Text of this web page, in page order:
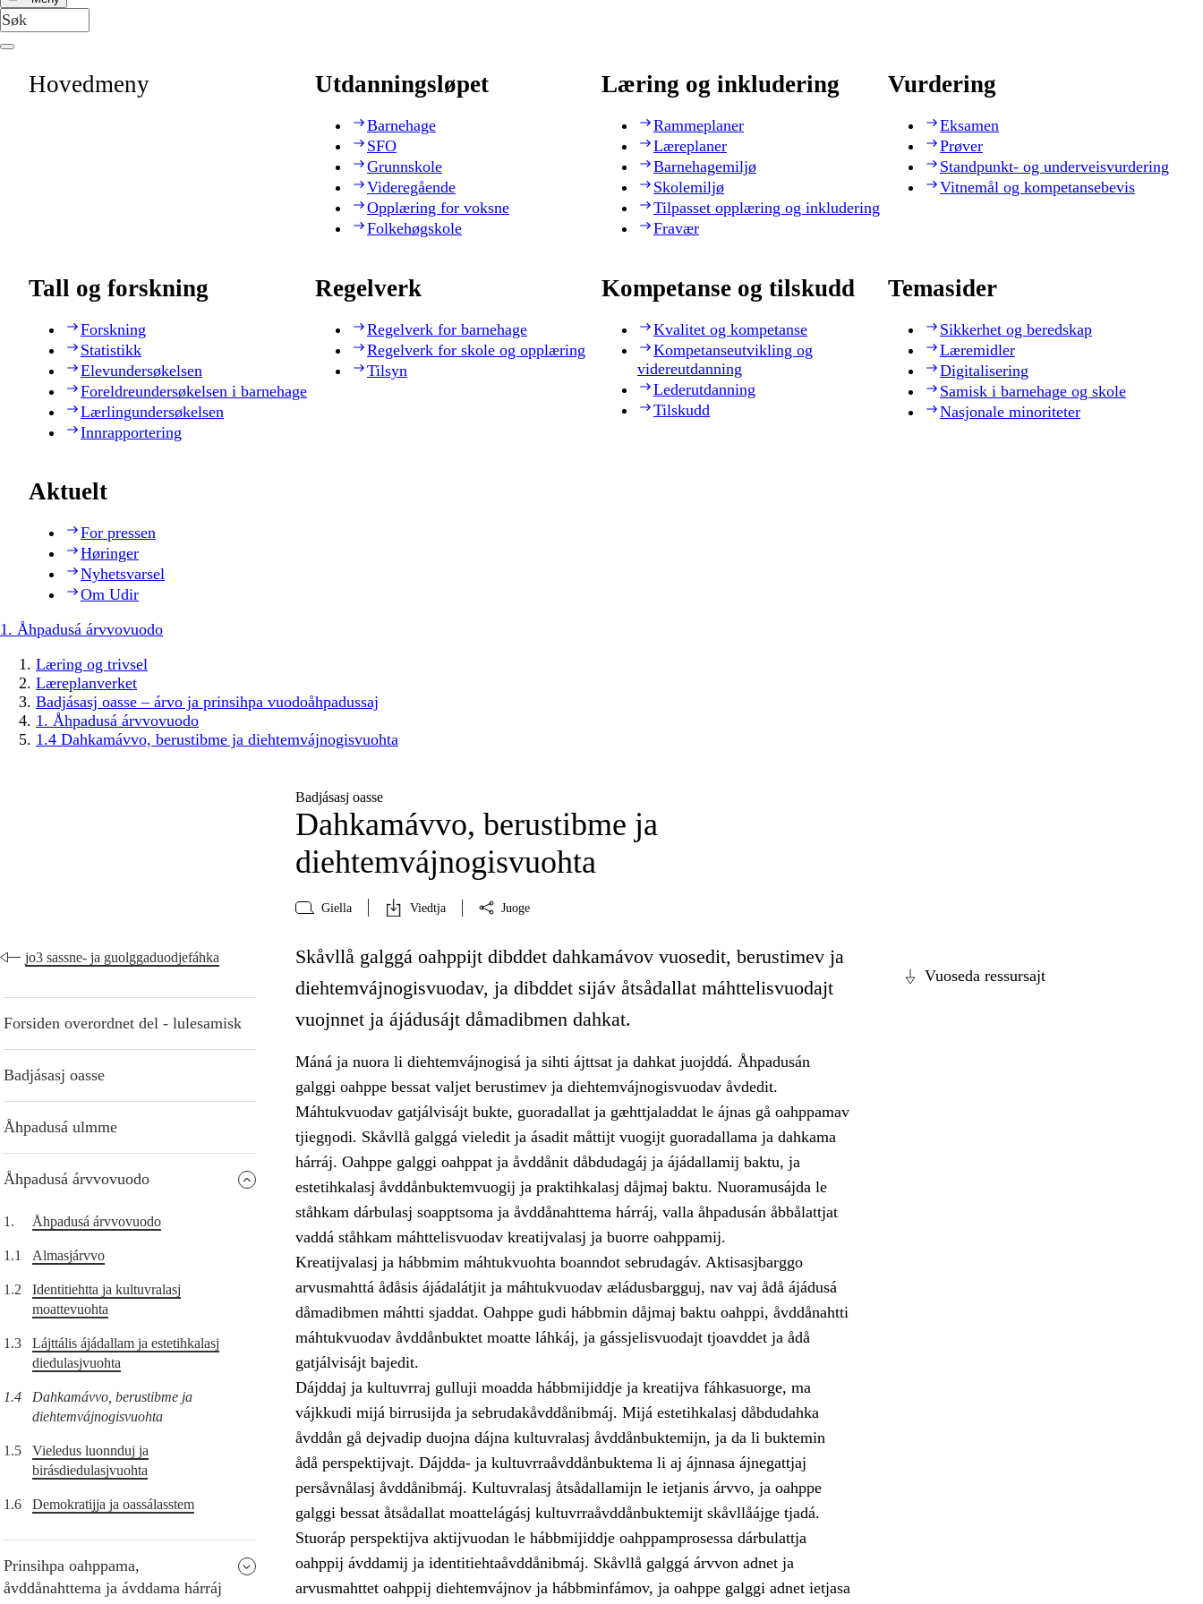
Hovedmeny Utdanningsløpet
Barnehage
SFO
Grunnskole
Videregående
Opplæring for voksne
Folkehøgskole
Læring og inkludering
Rammeplaner
Læreplaner
Barnehagemiljø
Skolemiljø
Tilpasset opplæring og inkludering
Fravær
Vurdering
Eksamen
Prøver
Standpunkt- og underveisvurdering
Vitnemål og kompetansebevis
Tall og forskning
Forskning
Statistikk
Elevundersøkelsen
Foreldreundersøkelsen i barnehage
Lærlingundersøkelsen
Innrapportering
Regelverk
Regelverk for barnehage
Regelverk for skole og opplæring
Tilsyn
Kompetanse og tilskudd
Kvalitet og kompetanse
Kompetanseutvikling og
videreutdanning
Lederutdanning
Tilskudd
Temasider
Sikkerhet og beredskap
Læremidler
Digitalisering
Samisk i barnehage og skole
Nasjonale minoriteter
Aktuelt
For pressen
Høringer
Nyhetsvarsel
Om Udir
1. Åhpadusá árvvovuodo
Læring og trivsel
Læreplanverket
Badjásasj oasse – árvo ja prinsihpa vuodoåhpadussaj
1. Åhpadusá árvvovuodo
1.4 Dahkamávvo, berustibme ja diehtemvájnogisvuohta
Badjásasj oasse
Dahkamávvo, berustibme ja
diehtemvájnogisvuohta
Giella Viedtja Juoge
jo3 sassne- ja guolggaduodjefáhka
Forsiden overordnet del - lulesamisk
Badjásasj oasse
Åhpadusá ulmme
Åhpadusá árvvovuodo
1. Åhpadusá árvvovuodo
1.1 Almasjárvvo
1.2
Identitiehtta ja kultuvralasj
moattevuohta
1.3
Lájttális ájádallam ja estetihkalasj
diedulasjvuohta
1.4
Dahkamávvo, berustibme ja
diehtemvájnogisvuohta
1.5
Vieledus luonnduj ja
birásdiedulasjvuohta
1.6 Demokratijja ja oassálasstem
Prinsihpa oahppama,
åvddånahttema ja ávddama hárráj
Vuoseda ressursajt
Skåvllå galggá oahppijt dibddet dahkamávov vuosedit, berustimev ja
diehtemvájnogisvuodav, ja dibddet sijáv åtsådallat máhttelisvuodajt
vuojnnet ja ájádusájt dåmadibmen dahkat.
Máná ja nuora li diehtemvájnogisá ja sihti ájttsat ja dahkat juojddá. Åhpadusán
galggi oahppe bessat valjet berustimev ja diehtemvájnogisvuodav åvdedit.
Máhtukvuodav gatjálvisájt bukte, guoradallat ja gæhttjaladdat le ájnas gå oahppamav
tjiegŋodi. Skåvllå galggá vieledit ja ásadit måttijt vuogijt guoradallama ja dahkama
hárráj. Oahppe galggi oahppat ja åvddånit dåbdudagáj ja ájádallamij baktu, ja
estetihkalasj åvddånbuktemvuogij ja praktihkalasj dåjmaj baktu. Nuoramusájda le
ståhkam dárbulasj soapptsoma ja åvddånahttema hárráj, valla åhpadusán åbbålattjat
vaddá ståhkam máhttelisvuodav kreatijvalasj ja buorre oahppamij.
Kreatijvalasj ja hábbmim máhtukvuohta boanndot sebrudagáv. Aktisasjbarggo
arvusmahttá ådåsis ájádalátjit ja máhtukvuodav æládusbargguj, nav vaj ådå ájádusá
dåmadibmen máhtti sjaddat. Oahppe gudi hábbmin dåjmaj baktu oahppi, åvddånahtti
máhtukvuodav åvddånbuktet moatte láhkáj, ja gássjelisvuodajt tjoavddet ja ådå
gatjálvisájt bajedit.
Dájddaj ja kultuvrraj gulluji moadda hábbmijiddje ja kreatijva fáhkasuorge, ma
vájkkudi mijá birrusijda ja sebrudakåvddånibmáj. Mijá estetihkalasj dåbdudahka
åvddån gå dejvadip duojna dájna kultuvralasj åvddånbuktemijn, ja da li buktemin
ådå perspektijvajt. Dájdda- ja kultuvrraåvddånbuktema li aj ájnnasa ájnegattjaj
persåvnålasj åvddånibmáj. Kultuvralasj åtsådallamijn le ietjanis árvvo, ja oahppe
galggi bessat åtsådallat moattelágásj kultuvrraåvddånbuktemijt skåvllåájge tjadá.
Stuoráp perspektijva aktijvuodan le hábbmijiddje oahppamprosessa dárbulattja
oahppij ávddamij ja identitiehtaåvddånibmáj. Skåvllå galggá árvvon adnet ja
arvusmahttet oahppij diehtemvájnov ja hábbminfámov, ja oahppe galggi adnet ietjasa